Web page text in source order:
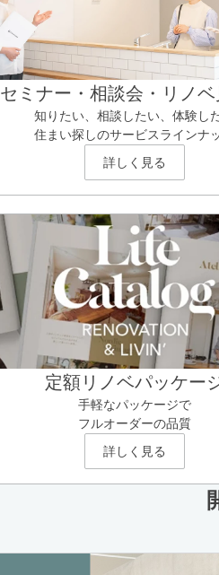
セミナー・相談会・リノ
知りたい、相談したい、体験し
住まい探しのサービスラインナ
詳しく見る
定額リノベパッケー
手軽なパッケージで
フルオーダーの品質
詳しく見る